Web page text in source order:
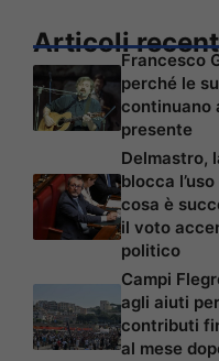
Articoli
Francesco
perché le
continuano
presente
Delmastro,
blocca
cosa è
il voto
politico
Campi
agli aiuti
contributi
al mese